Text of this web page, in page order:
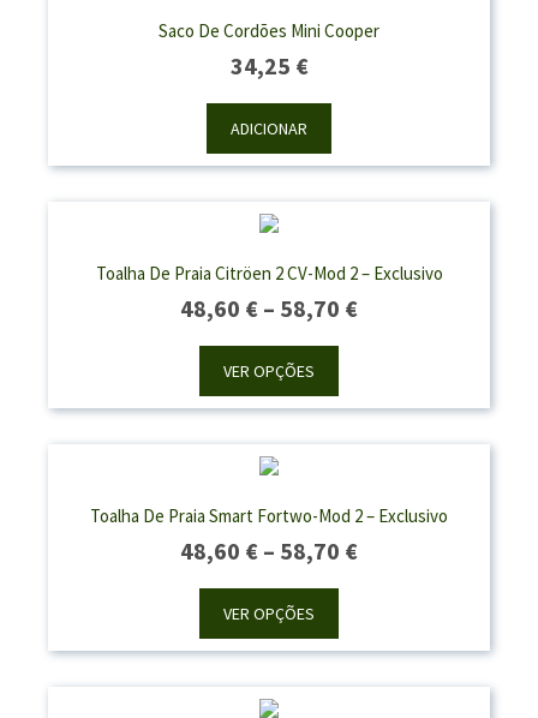
Saco De Cordões Mini Cooper
34,25 €
ADICIONAR
Toalha De Praia Citröen 2 CV-Mod 2 – Exclusivo
48,60 € – 58,70 €Price
Through
VER OPÇÕES
Toalha De Praia Smart Fortwo-Mod 2 – Exclusivo
48,60 € – 58,70 €Price
Through
VER OPÇÕES